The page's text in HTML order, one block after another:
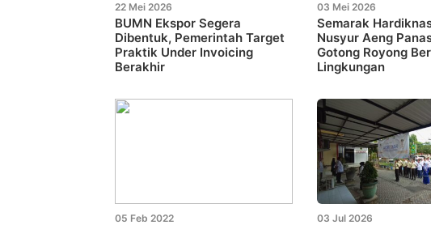
22 Mei 2026
BUMN Ekspor Segera
Dibentuk, Pemerintah Target
Praktik Under Invoicing
Berakhir
03 Mei 2026
Semarak
Nusyur Aeng
Gotong Royong
Lingkungan
05 Feb 2022 03 Jul 2026